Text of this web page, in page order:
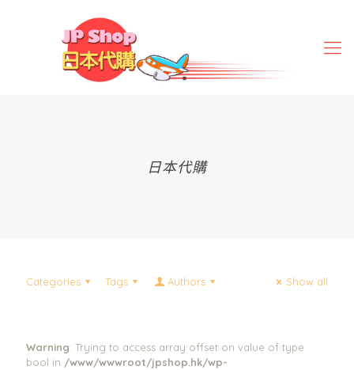
日本代購
Categories Tags Authors Show all
Warning: Trying to access array offset on value of type
bool in /www/wwwroot/jpshop.hk/wp-